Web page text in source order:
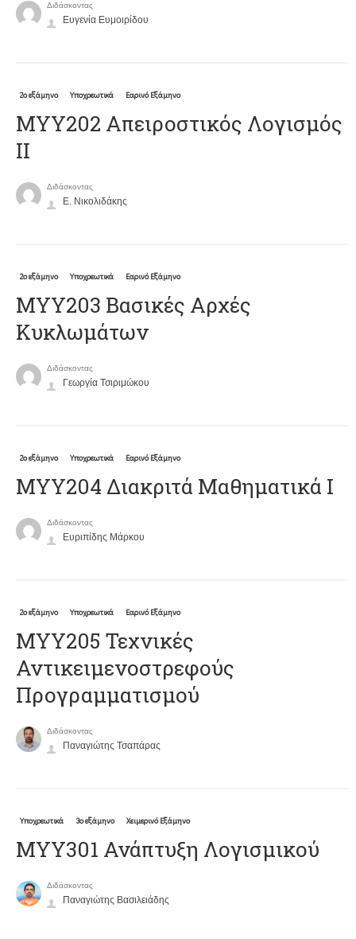
Διδάσκοντας
Ευγενία Ευμοιρίδου
2ο εξάμηνο Υποχρεωτικά Εαρινό Εξάμηνο
MYY202 Απειροστικός Λογισμός
ΙΙ
Διδάσκοντας
Ε. Νικολιδάκης
2ο εξάμηνο Υποχρεωτικά Εαρινό Εξάμηνο
ΜΥΥ203 Βασικές Αρχές
Κυκλωμάτων
Διδάσκοντας
Γεωργία Τσιριμώκου
2ο εξάμηνο Υποχρεωτικά Εαρινό Εξάμηνο
ΜΥΥ204 Διακριτά Μαθηματικά Ι
Διδάσκοντας
Ευριπίδης Μάρκου
2ο εξάμηνο Υποχρεωτικά Εαρινό Εξάμηνο
ΜΥΥ205 Τεχνικές
Αντικειμενοστρεφούς
Προγραμματισμού
Διδάσκοντας
Παναγιώτης Τσαπάρας
Υποχρεωτικά 3ο εξάμηνο Χειμερινό Εξάμηνο
ΜΥΥ301 Ανάπτυξη Λογισμικού
Διδάσκοντας
Παναγιώτης Βασιλειάδης